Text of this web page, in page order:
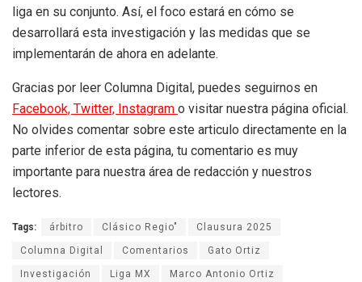
liga en su conjunto. Así, el foco estará en cómo se
desarrollará esta investigación y las medidas que se
implementarán de ahora en adelante.
Gracias por leer Columna Digital, puedes seguirnos en
Facebook, Twitter, Instagram o visitar nuestra página oficial.
No olvides comentar sobre este articulo directamente en la
parte inferior de esta página, tu comentario es muy
importante para nuestra área de redacción y nuestros
lectores.
Tags: árbitro Clásico Regio" Clausura 2025
Columna Digital Comentarios Gato Ortiz
Investigación Liga MX Marco Antonio Ortiz